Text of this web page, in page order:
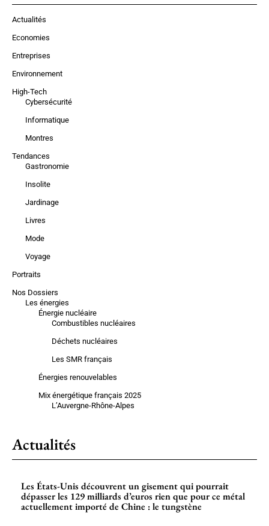
Actualités
Economies
Entreprises
Environnement
High-Tech
Cybersécurité
Informatique
Montres
Tendances
Gastronomie
Insolite
Jardinage
Livres
Mode
Voyage
Portraits
Nos Dossiers
Les énergies
Énergie nucléaire
Combustibles nucléaires
Déchets nucléaires
Les SMR français
Énergies renouvelables
Mix énergétique français 2025
L’Auvergne-Rhône-Alpes
Actualités
Les États-Unis découvrent un gisement qui pourrait
dépasser les 129 milliards d’euros rien que pour ce métal
actuellement importé de Chine : le tungstène